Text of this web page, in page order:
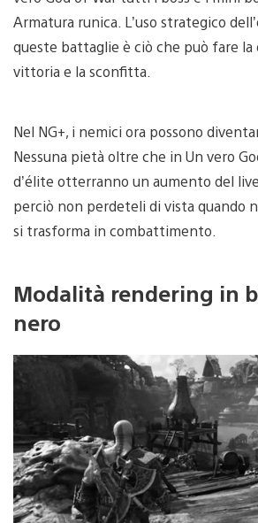
Armatura runica. L’uso strategico
queste battaglie è ciò che può fare
vittoria e la sconfitta.
Nel NG+, i nemici ora possono
Nessuna pietà oltre che in Un vero
d’élite otterranno un aumento del
perciò non perdeteli di vista quando
si trasforma in combattimento.
Modalità rendering in
nero